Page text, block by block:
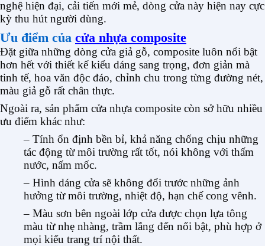
nghệ hiện đại, cải tiến mới mẻ, dòng cửa này hiện nay cực
kỳ thu hút người dùng.
Ưu điểm của cửa nhựa composite
Đặt giữa những dòng cửa giả gỗ, composite luôn nổi bật
hơn hết với thiết kế kiểu dáng sang trọng, đơn giản mà
tinh tế, hoa văn độc đáo, chỉnh chu trong từng đường nét,
màu giả gỗ rất chân thực.
Ngoài ra, sản phẩm cửa nhựa composite còn sở hữu nhiều
ưu điểm khác như:
– Tính ổn định bền bỉ, khả năng chống chịu những
tác động từ môi trường rất tốt, nói không với thấm
nước, nấm mốc.
– Hình dáng cửa sẽ không đổi trước những ảnh
hưởng từ môi trường, nhiệt độ, hạn chế cong vênh.
– Màu sơn bên ngoài lớp cửa được chọn lựa tông
màu từ nhẹ nhàng, trầm lắng đến nổi bật, phù hợp ở
mọi kiểu trang trí nội thất.